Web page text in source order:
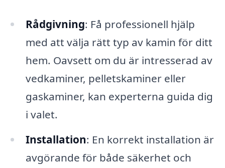
Rådgivning: Få professionell hjälp
med att välja rätt typ av kamin för ditt
hem. Oavsett om du är intresserad av
vedkaminer, pelletskaminer eller
gaskaminer, kan experterna guida dig
i valet.
Installation: En korrekt installation är
avgörande för både säkerhet och